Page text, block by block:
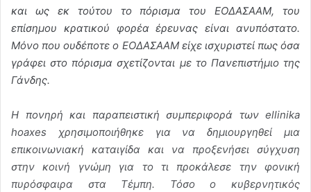
και ως εκ τούτου το πόρισμα του ΕΟΔΑΣΑΑΜ, του
επίσημου κρατικού φορέα έρευνας είναι ανυπόστατο.
Μόνο που ουδέποτε ο ΕΟΔΑΣΑΑΜ είχε ισχυριστεί πως όσα
γράφει στο πόρισμα σχετίζονται με το Πανεπιστήμιο της
Γάνδης.
Η πονηρή και παραπειστική συμπεριφορά των ellinika
hoaxes χρησιμοποιήθηκε για να δημιουργηθεί μια
επικοινωνιακή καταιγίδα και να προξενήσει σύγχυση
στην κοινή γνώμη για το τι προκάλεσε την φονική
πυρόσφαιρα στα Τέμπη. Τόσο ο κυβερνητικός